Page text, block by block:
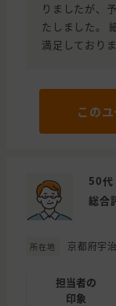
りましたが、
たしました。
満足しておりま
この
50代
総合
所在地 京都府宇
担当者の
印象